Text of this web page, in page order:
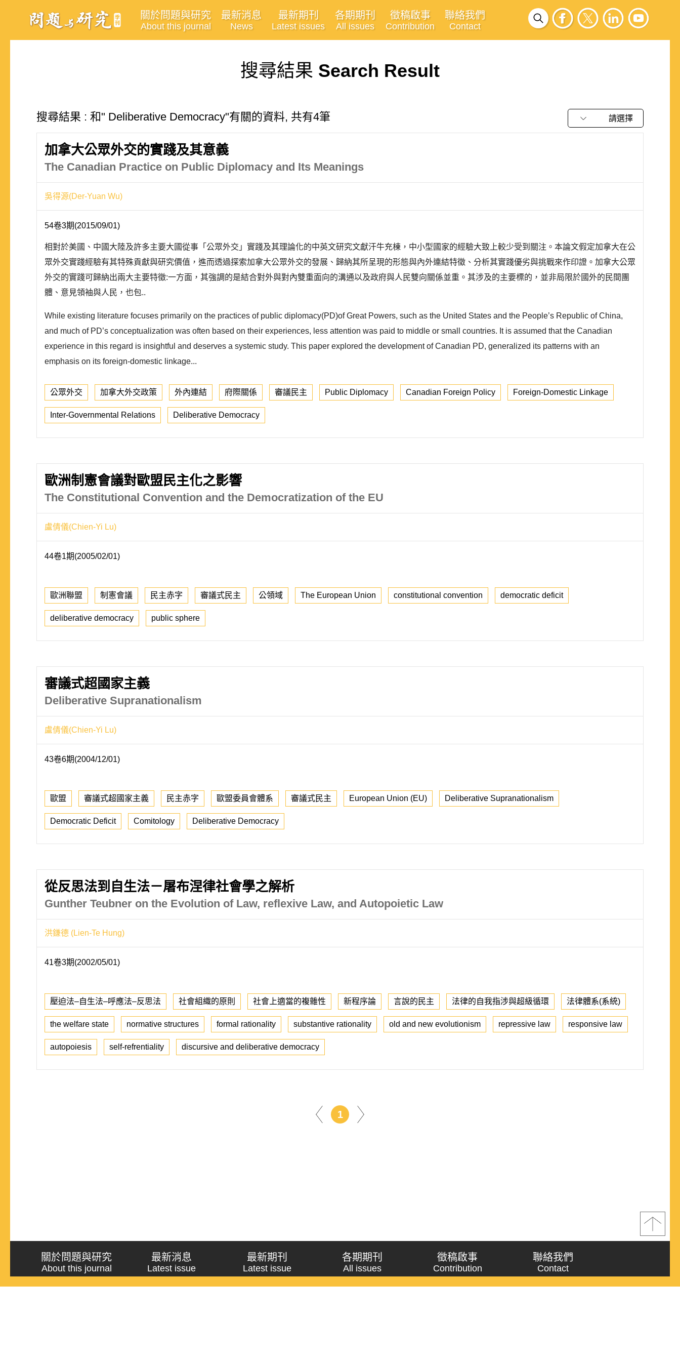
關於問題與研究
About this journal
最新消息
News
最新期刊
Latest issues
各期期刊
All issues
徵稿啟事
Contribution
聯絡我們
Contact
搜尋結果 Search Result
搜尋結果 : 和" Deliberative Democracy"有關的資料, 共有4筆 請選擇
加拿大公眾外交的實踐及其意義
The Canadian Practice on Public Diplomacy and Its Meanings
吳得源(Der-Yuan Wu)
54卷3期(2015/09/01)
相對於美國、中國大陸及許多主要大國從事「公眾外交」實踐及其理論化的中英文研究文獻汗牛充棟，中小型國家的經驗大致上較少受到關注。本論文假定加拿大在公
眾外交實踐經驗有其特殊貢獻與研究價值，進而透過探索加拿大公眾外交的發展、歸納其所呈現的形態與內外連結特徵、分析其實踐優劣與挑戰來作印證。加拿大公眾
外交的實踐可歸納出兩大主要特徵:一方面，其強調的是結合對外與對內雙重面向的溝通以及政府與人民雙向關係並重。其涉及的主要標的，並非局限於國外的民間團
體、意見領袖與人民，也包..
While existing literature focuses primarily on the practices of public diplomacy(PD)of Great Powers, such as the United States and the People’s Republic of China,
and much of PD’s conceptualization was often based on their experiences, less attention was paid to middle or small countries. It is assumed that the Canadian
experience in this regard is insightful and deserves a systemic study. This paper explored the development of Canadian PD, generalized its patterns with an
emphasis on its foreign-domestic linkage...
公眾外交 加拿大外交政策 外內連結 府際關係 審議民主 Public Diplomacy Canadian Foreign Policy Foreign-Domestic Linkage
Inter-Governmental Relations Deliberative Democracy
歐洲制憲會議對歐盟民主化之影響
The Constitutional Convention and the Democratization of the EU
盧倩儀(Chien-Yi Lu)
44卷1期(2005/02/01)
歐洲聯盟 制憲會議 民主赤字 審議式民主 公領域 The European Union constitutional convention democratic deficit
deliberative democracy public sphere
審議式超國家主義
Deliberative Supranationalism
盧倩儀(Chien-Yi Lu)
43卷6期(2004/12/01)
歐盟 審議式超國家主義 民主赤字 歐盟委員會體系 審議式民主 European Union (EU) Deliberative Supranationalism
Democratic Deficit Comitology Deliberative Democracy
從反思法到自生法－屠布涅律社會學之解析
Gunther Teubner on the Evolution of Law, reflexive Law, and Autopoietic Law
洪鎌德 (Lien-Te Hung)
41卷3期(2002/05/01)
壓迫法–自生法–呼應法–反思法 社會組織的原則 社會上適當的複雜性 新程序論 言說的民主 法律的自我指涉與超級循環 法律體系(系統)
the welfare state normative structures formal rationality substantive rationality old and new evolutionism repressive law responsive law
autopoiesis self-refrentiality discursive and deliberative democracy
1
關於問題與研究
About this journal
最新消息
Latest issue
最新期刊
Latest issue
各期期刊
All issues
徵稿啟事
Contribution
聯絡我們
Contact